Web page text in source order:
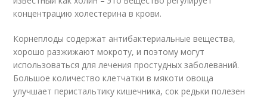
концентрацию холестерина в крови.
Корнеплоды содержат антибактериальные вещества,
хорошо разжижают мокроту, и поэтому могут
использоваться для лечения простудных заболеваний.
Большое количество клетчатки в мякоти овоща
улучшает перистальтику кишечника, сок редьки полезен